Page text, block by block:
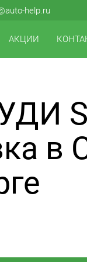
help.ru
АКЦИИ
в